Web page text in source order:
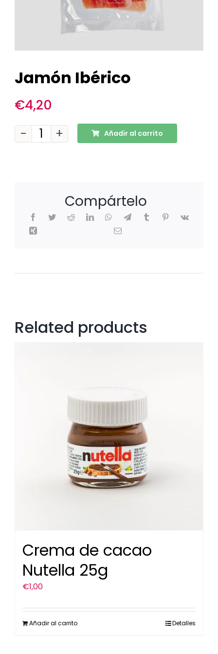
Jamón Ibérico
€4,20
Jamón
Añadir al carrito
Compártelo
Related products
Crema de cacao
Nutella 25g
€1,00
Añadir al carrito Detalles